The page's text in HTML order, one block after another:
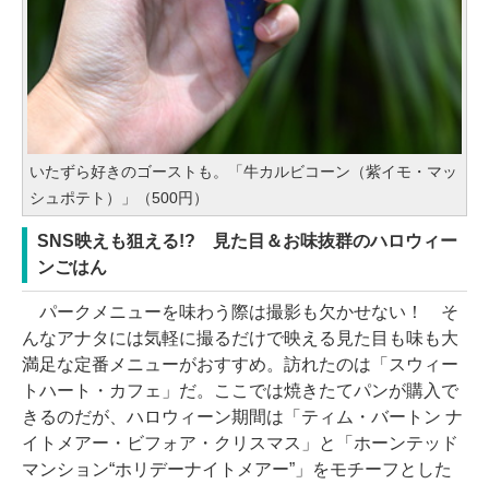
いたずら好きのゴーストも。「牛カルビコーン（紫イモ・マッ
シュポテト）」（500円）
SNS映えも狙える!? 見た目＆お味抜群のハロウィー
ンごはん
パークメニューを味わう際は撮影も欠かせない！ そ
んなアナタには気軽に撮るだけで映える見た目も味も大
満足な定番メニューがおすすめ。訪れたのは「スウィー
トハート・カフェ」だ。ここでは焼きたてパンが購入で
きるのだが、ハロウィーン期間は「ティム・バートン ナ
イトメアー・ビフォア・クリスマス」と「ホーンテッド
マンション“ホリデーナイトメアー”」をモチーフとした